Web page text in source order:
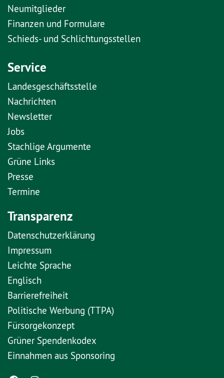
Neumitglieder
Finanzen und Formulare
Schieds- und Schlichtungsstellen
Service
Landesgeschäftsstelle
Nachrichten
Newsletter
Jobs
Stachlige Argumente
Grüne Links
Presse
Termine
Transparenz
Datenschutzerklärung
Impressum
Leichte Sprache
Englisch
Barrierefreiheit
Politische Werbung (TTPA)
Fürsorgekonzept
Grüner Spendenkodex
Einnahmen aus Sponsoring